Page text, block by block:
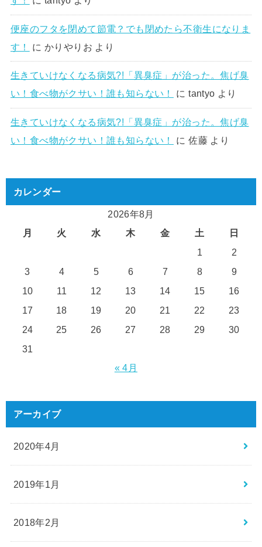
便座のフタを閉めて節電？でも閉めたら不衛生になりま
す！
に かりやりお より
生きていけなくなる病気?!「異臭症」が治った。焦げ臭
い！食べ物がクサい！誰も知らない！
にtantyo より
生きていけなくなる病気?!「異臭症」が治った。焦げ臭
い！食べ物がクサい！誰も知らない！
に佐藤 より
カレンダー
2026年8月
月
火 水 木 金 土
日
1
2
3
4 5 6 7 8
9
10
11 12 13 14 15
16
17
18 19 20 21 22
23
24
25 26 27 28 29
30
31
« 4月
アーカイブ
2020年4月
2019年1月
2018年2月